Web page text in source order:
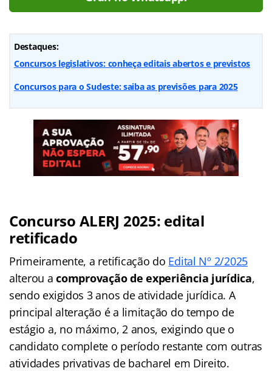
Destaques:
Concursos legislativos: conheça editais abertos e previstos
Concursos para o Sudeste: saiba as previsões para 2025
Concurso ALERJ 2025: edital
retificado
Primeiramente, a retificação do Edital Nº 2/2025
alterou a comprovação de experiência jurídica,
sendo exigidos 3 anos de atividade jurídica. A
principal alteração é a limitação do tempo de
estágio a, no máximo, 2 anos, exigindo que o
candidato complete o período restante com outras
atividades privativas de bacharel em Direito.